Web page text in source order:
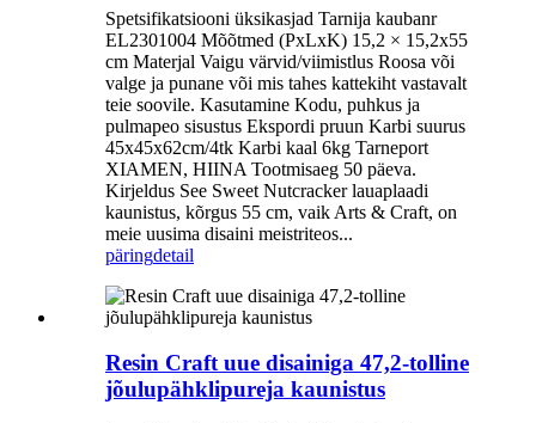
Spetsifikatsiooni üksikasjad Tarnija kaubanr
EL2301004 Mõõtmed (PxLxK) 15,2 × 15,2x55
cm Materjal Vaigu värvid/viimistlus Roosa või
valge ja punane või mis tahes kattekiht vastavalt
teie soovile. Kasutamine Kodu, puhkus ja
pulmapeo sisustus Ekspordi pruun Karbi suurus
45x45x62cm/4tk Karbi kaal 6kg Tarneport
XIAMEN, HIINA Tootmisaeg 50 päeva.
Kirjeldus See Sweet Nutcracker lauaplaadi
kaunistus, kõrgus 55 cm, vaik Arts & Craft, on
meie uusima disaini meistriteos...
päringdetail
Resin Craft uue disainiga 47,2-tolline
jõulupähklipureja kaunistus